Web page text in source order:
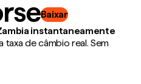
Baixar
instantaneamente
taxa de câmbio real. Sem